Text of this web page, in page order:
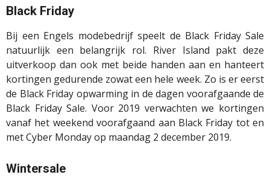
Black Friday
Bij een Engels modebedrijf speelt de Black Friday Sale
natuurlijk een belangrijk rol. River Island pakt deze
uitverkoop dan ook met beide handen aan en hanteert
kortingen gedurende zowat een hele week. Zo is er eerst
de Black Friday opwarming in de dagen voorafgaande de
Black Friday Sale. Voor 2019 verwachten we kortingen
vanaf het weekend voorafgaand aan Black Friday tot en
met Cyber Mondayop maandag 2 december 2019.
Wintersale